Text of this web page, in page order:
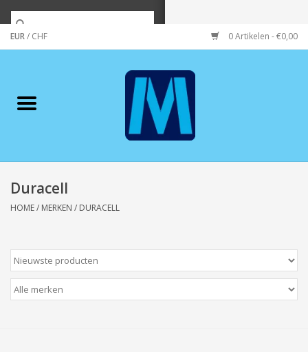
EUR/ CHF 0 Artikelen - €0,00
Merken
Wonen/koken/huishouden
Wenskaarten
Zeeuws/Streek
Duracell
HOME/ MERKEN / DURACELL